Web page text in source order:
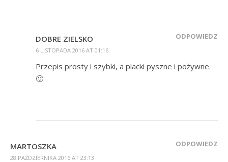
DOBRE ZIELSKO
6 LISTOPADA 2016 AT 01:16
ODPOWIEDZ
Przepis prosty i szybki, a placki pyszne i pożywne.
🙂
MARTOSZKA
28 PAŹDZIERNIKA 2016 AT 23:13
ODPOWIEDZ